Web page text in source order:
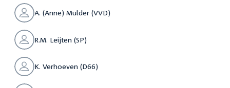
A. (Anne) Mulder (VVD)
R.M. Leijten (SP)
K. Verhoeven (D66)